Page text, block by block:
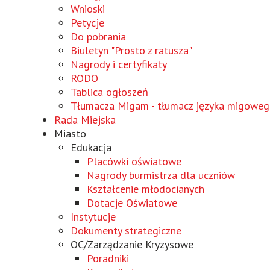
Wnioski
Wird
in
einem
neuen
Fenster
geöffnet
Petycje
Do pobrania
Biuletyn "Prosto z ratusza"
Nagrody i certyfikaty
RODO
Tablica ogłoszeń
Tłumacza Migam - tłumacz języka
Rada Miejska
Miasto
Edukacja
Placówki oświatowe
Nagrody burmistrza dla uczniów
Kształcenie młodocianych
Dotacje Oświatowe
Instytucje
Dokumenty strategiczne
OC/Zarządzanie Kryzysowe
Poradniki